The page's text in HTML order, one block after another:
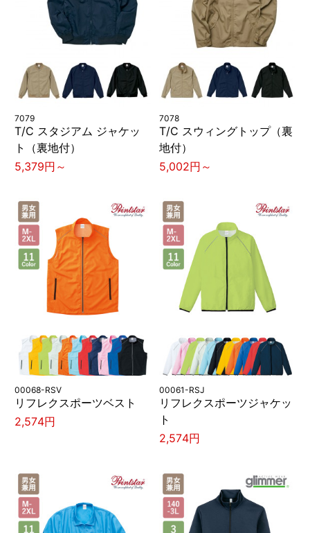
7079
T/C スタジアム ジャケッ
ト（裏地付）
5,379円～
7078
T/C スウィングトップ（裏
地付）
5,002円～
00068-RSV
リフレクスポーツベスト
2,574円
00061-RSJ
リフレクスポーツジャケッ
ト
2,574円